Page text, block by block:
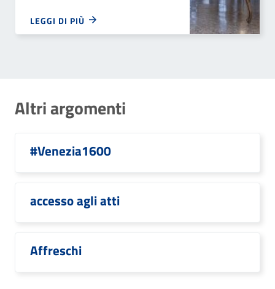
LEGGI DI PIÙ
Altri argomenti
#Venezia1600
accesso agli atti
Affreschi